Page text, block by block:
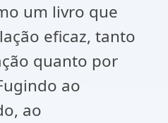
um livro que
eficaz, tanto
quanto por
ao
ao